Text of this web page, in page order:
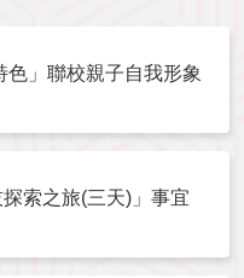
色」聯校親子自我形象
索之旅(三天)」事宜